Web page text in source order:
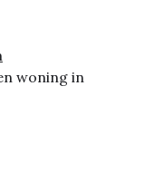
woning in